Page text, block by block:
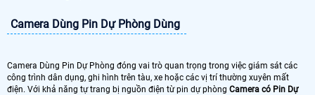
Camera Dùng Pin Dự Phòng Dùng
Camera Dùng Pin Dự Phòng đóng vai trò quan trọng trong việc giám sát các
công trình dân dụng, ghi hình trên tàu, xe hoặc các vị trí thường xuyên mất
điện. Với khả năng tự trang bị nguồn điện từ pin dự phòng Camera có Pin Dự